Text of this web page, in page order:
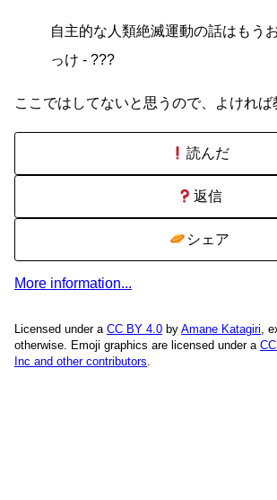
自主的な人類絶滅運動の話はもう
っけ - ???
ここではしてないと思うので、よければ
読んだ
返信
シェア
More information...
Licensed under a CC BY 4.0 by Amane Katagiri,
otherwise. Emoji graphics are licensed under a
Inc and other contributors.